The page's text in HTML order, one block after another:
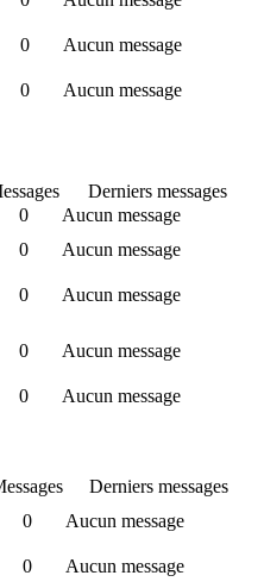
0
Aucun message
0 Aucun message
Derniers messages
0
Aucun message
0
Aucun message
0
Aucun message
0 Aucun message
0 Aucun message
Derniers messages
0
Aucun message
0
Aucun message